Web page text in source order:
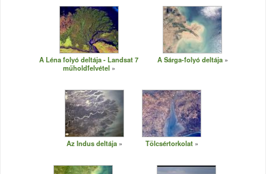
A Léna folyó deltája - Landsat 7
műholdfelvétel
A Sárga-folyó deltája
Az Indus deltája Tölcsértorkolat